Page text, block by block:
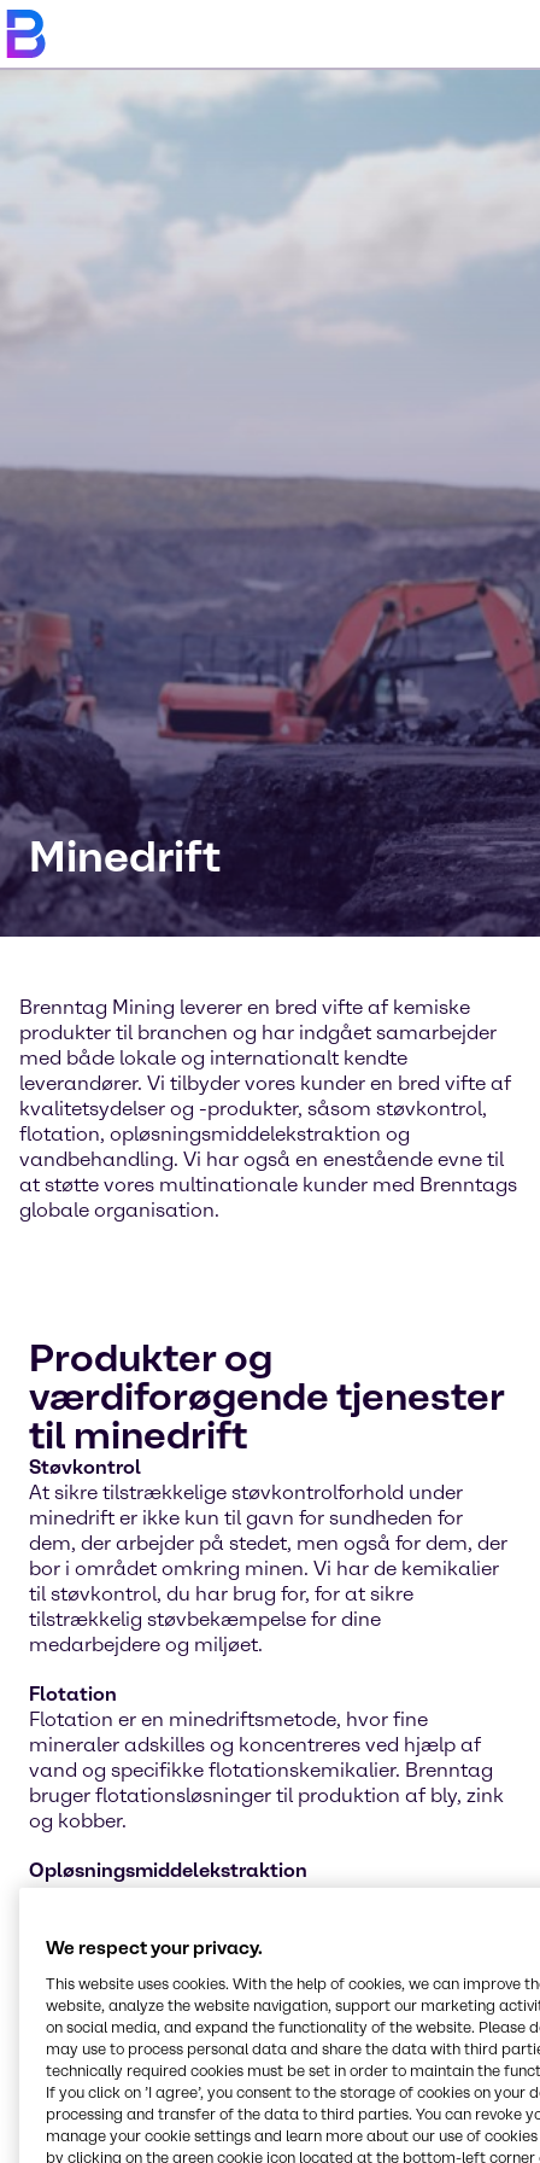
Minedrift
Brenntag Mining leverer en bred vifte af kemiske
produkter til branchen og har indgået samarbejder
med både lokale og internationalt kendte
leverandører. Vi tilbyder vores kunder en bred vifte af
kvalitetsydelser og -produkter, såsom støvkontrol,
flotation, opløsningsmiddelekstraktion og
vandbehandling. Vi har også en enestående evne til
at støtte vores multinationale kunder med Brenntags
globale organisation.
Produkter og
værdiforøgende tjenester
til minedrift
Støvkontrol
At sikre tilstrækkelige støvkontrolforhold under
minedrift er ikke kun til gavn for sundheden for
dem, der arbejder på stedet, men også for dem, der
bor i området omkring minen. Vi har de kemikalier
til støvkontrol, du har brug for, for at sikre
tilstrækkelig støvbekæmpelse for dine
medarbejdere og miljøet.
Flotation
Flotation er en minedriftsmetode, hvor fine
mineraler adskilles og koncentreres ved hjælp af
vand og specifikke flotationskemikalier. Brenntag
bruger flotationsløsninger til produktion af bly, zink
og kobber.
Opløsningsmiddelekstraktion
Processen med opløsningsmiddelekstraktion
materialer ved at opløse uønskede stoffer. Sørg for
Brenntags sortiment af kemikalier til
opløsningsmiddelekstraktion.
Vandbehandling
Vandbehandling er en integreret del af minedriften,
hvor vandet renses til fremtidige projekter,
landbrugsarbejde og endda personlig brug. Vores
We respect your privacy.
This website uses cookies. With the help of cookies, we can improve
website, analyze the website navigation, support our marketing
on social media, and expand the functionality of the website. Please
may use to process personal data and share the data with third
technically required cookies must be set in order to maintain the
If you click on ’I agree’, you consent to the storage of cookies on your
processing and transfer of the data to third parties. You can revoke
manage your cookie settings and learn more about our use of cookies
by clicking on the green cookie icon located at the bottom-left corner